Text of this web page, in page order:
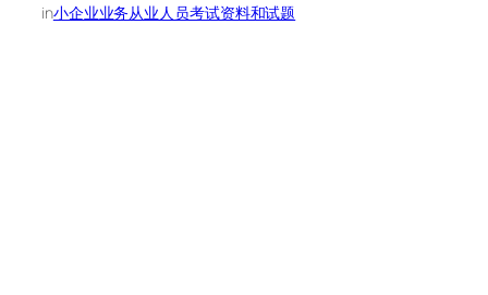
in小企业业务从业人员考试资料和试题